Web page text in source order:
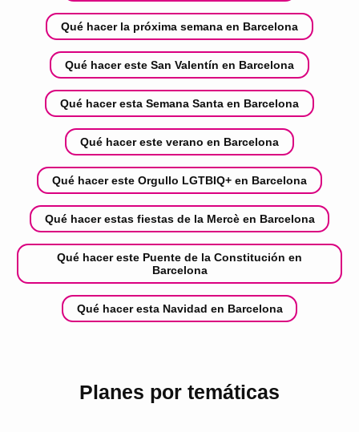
Qué hacer la próxima semana en Barcelona
Qué hacer este San Valentín en Barcelona
Qué hacer esta Semana Santa en Barcelona
Qué hacer este verano en Barcelona
Qué hacer este Orgullo LGTBIQ+ en Barcelona
Qué hacer estas fiestas de la Mercè en Barcelona
Qué hacer este Puente de la Constitución en
Barcelona
Qué hacer esta Navidad en Barcelona
Planes por temáticas